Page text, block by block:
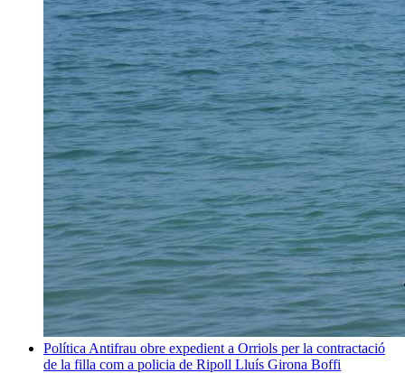
Política Antifrau obre expedient a Orriols per la contractació
de la filla com a policia de Ripoll Lluís Girona Boffi